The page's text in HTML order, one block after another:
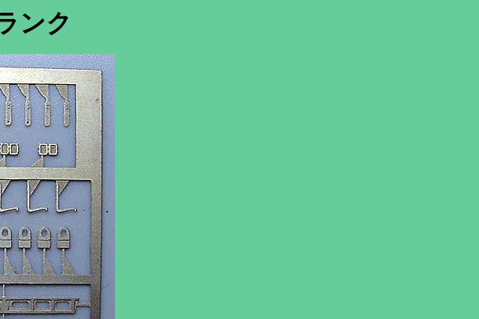
ンク